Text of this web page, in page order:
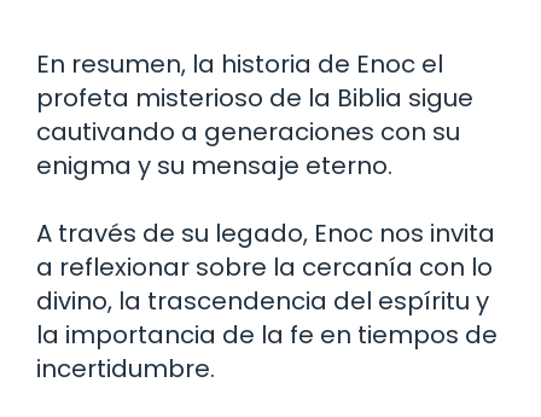
En resumen, la historia de Enoc el
profeta misterioso de la Biblia sigue
cautivando a generaciones con su
enigma y su mensaje eterno.
A través de su legado, Enoc nos invita
a reflexionar sobre la cercanía con lo
divino, la trascendencia del espíritu y
la importancia de la fe en tiempos de
incertidumbre.